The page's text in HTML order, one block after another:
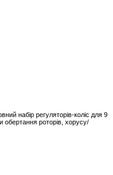
набір регуляторів-коліс для 9
обертання роторів, хорусу/